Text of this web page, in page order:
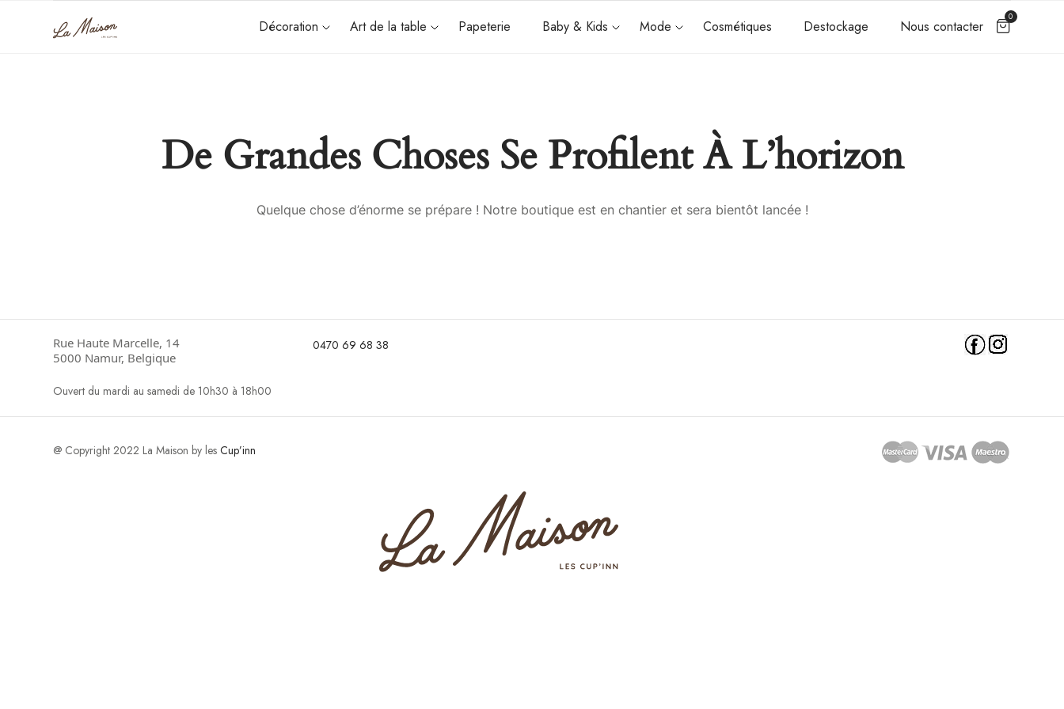
Décoration Art de la table Papeterie Baby & Kids Mode Cosmétiques Destockage Nous contacter
0
De Grandes Choses Se Profilent À L’horizon
Quelque chose d’énorme se prépare ! Notre boutique est en chantier et sera bientôt lancée !
Rue Haute Marcelle, 14
5000 Namur, Belgique
Ouvert du mardi au samedi de 10h30 à 18h00
0470 69 68 38
@ Copyright 2022 La Maison by lesCup’inn